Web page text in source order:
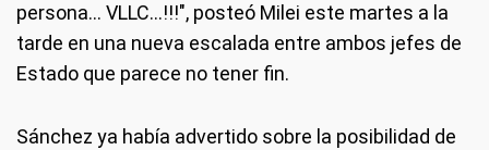
persona... VLLC...!!!", posteó Milei este martes a la
tarde en una nueva escalada entre ambos jefes de
Estado que parece no tener fin.
Sánchez ya había advertido sobre la posibilidad de